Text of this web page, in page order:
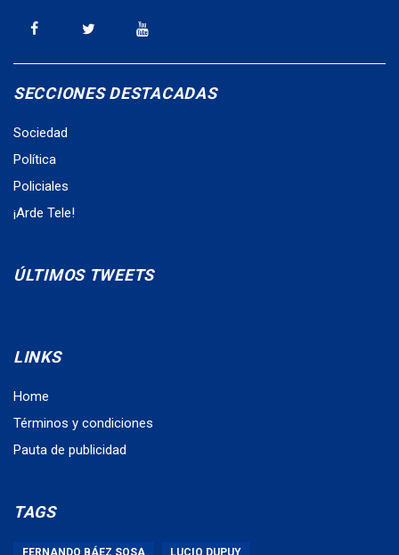
SECCIONES DESTACADAS
Sociedad
Política
Policiales
¡Arde Tele!
ÚLTIMOS TWEETS
LINKS
Home
Términos y condiciones
Pauta de publicidad
TAGS
FERNANDO BÁEZ SOSA LUCIO DUPUY